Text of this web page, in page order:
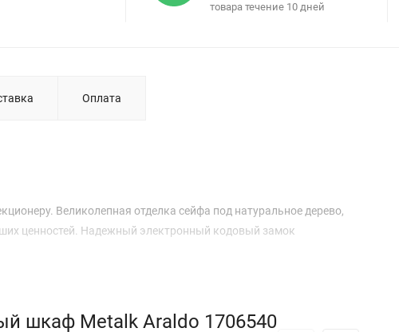
товара течение 10 дней
Оплата
Великолепная отделка сейфа под натуральное дерево,
ценностей. Надежный электронный кодовый замок
шкаф Metalk Araldo 1706540